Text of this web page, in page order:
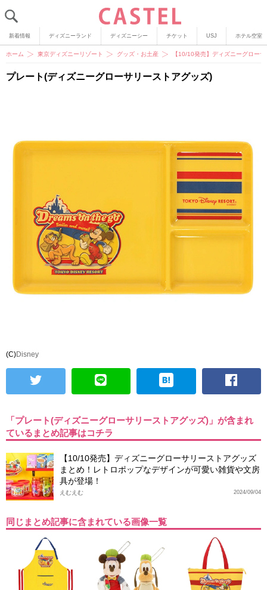
新着情報 ディズニーランド ディズニーシー チケット USJ ホテル空室
ホーム 東京ディズニーリゾート グッズ・お土産 【10/10発売】ディズニーグロー
プレート(ディズニーグローサリーストアグッズ)
(C)Disney
「プレート(ディズニーグローサリーストアグッズ)」が含まれ
ているまとめ記事はコチラ
【10/10発売】ディズニーグローサリーストアグッズ
まとめ！レトロポップなデザインが可愛い雑貨や文房
具が登場！
2024/09/04
えむえむ
同じまとめ記事に含まれている画像一覧